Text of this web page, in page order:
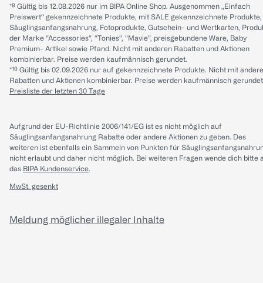
*⁸ Gültig bis 12.08.2026 nur im BIPA Online Shop. Ausgenommen „Einfach
Preiswert“ gekennzeichnete Produkte, mit SALE gekennzeichnete Produkte,
Säuglingsanfangsnahrung, Fotoprodukte, Gutschein- und Wertkarten,
der Marke “Accessories“, “Tonies“, “Mavie“, preisgebundene Ware, Baby
Premium- Artikel sowie Pfand. Nicht mit anderen Rabatten und Aktionen
kombinierbar. Preise werden kaufmännisch gerundet.
*¹⁰ Gültig bis 02.09.2026 nur auf gekennzeichnete Produkte. Nicht mit
Rabatten und Aktionen kombinierbar. Preise werden kaufmännisch
Preisliste der letzten 30 Tage
Aufgrund der EU-Richtlinie 2006/141/EG ist es nicht möglich auf
Säuglingsanfangsnahrung Rabatte oder andere Aktionen zu geben. Des
weiteren ist ebenfalls ein Sammeln von Punkten für
nicht erlaubt und daher nicht möglich. Bei weiteren Fragen wende dich bitte
das BIPA Kundenservice.
MwSt. gesenkt
Meldung möglicher illegaler Inhalte